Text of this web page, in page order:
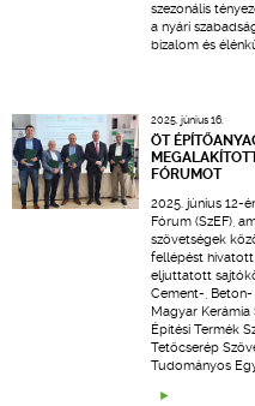
szezonális
a nyári
bizalom és
2025. június 16.
ÖT
FÓRUMOT
2025. június 12-
Fórum (SzEF),
szövetségek
fellépést hivatott
eljuttatott
Cement-, Beton-
Magyar Kerámia
Építési Termék
Tetőcserép
Tudományos